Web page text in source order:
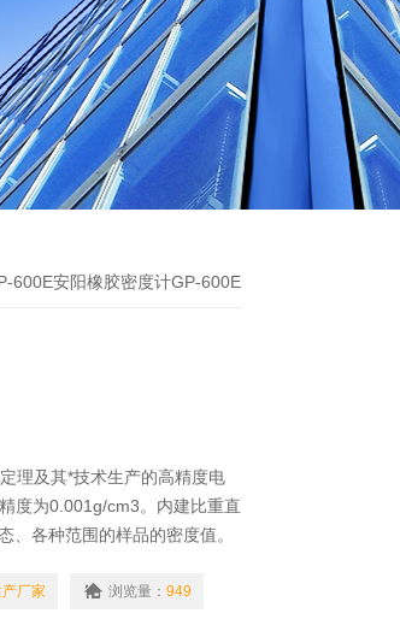
600E安阳橡胶密度计GP-600E
理及其*技术生产的高精度电
度为0.001g/cm3。内建比重直
、各种范围的样品的密度值。
厂家 浏览量： 949